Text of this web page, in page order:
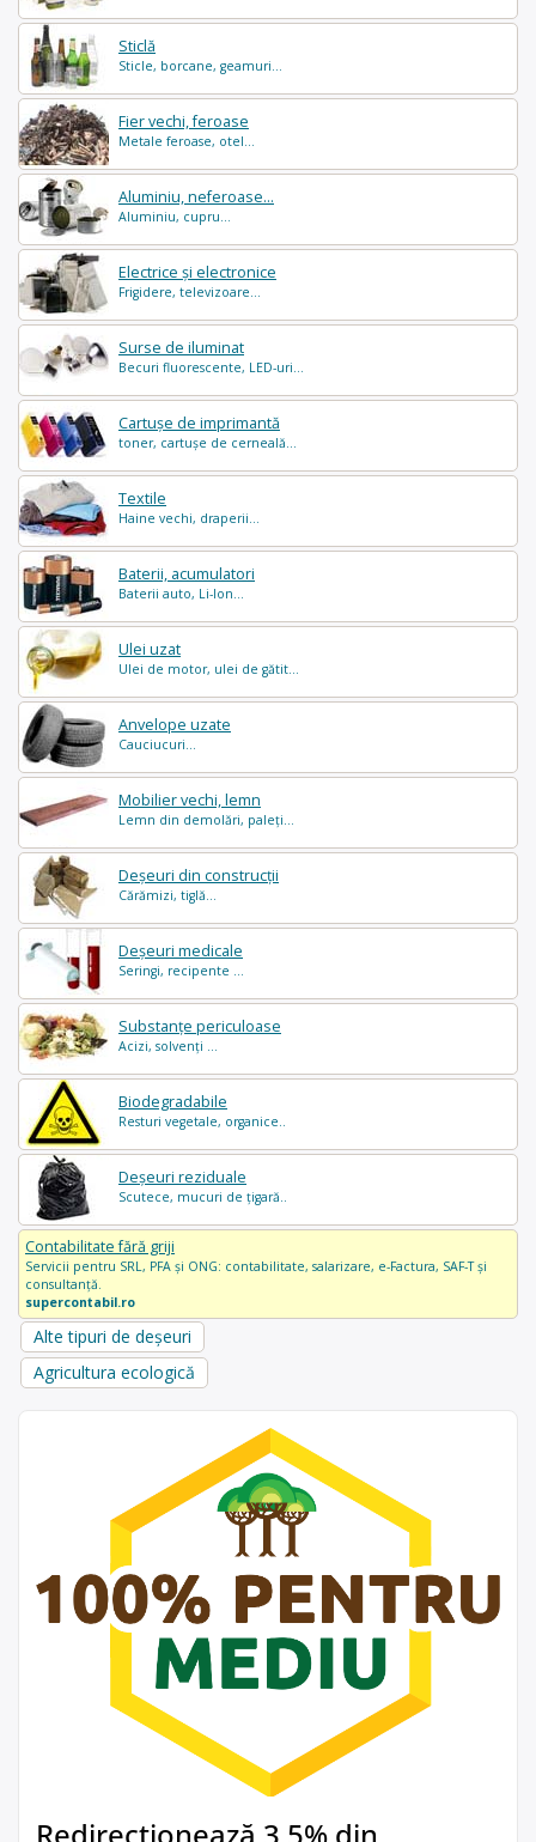
Sticlă
Sticle, borcane, geamuri...
Fier vechi, feroase
Metale feroase, otel...
Aluminiu, neferoase...
Aluminiu, cupru...
Electrice și electronice
Frigidere, televizoare...
Surse de iluminat
Becuri fluorescente, LED-uri...
Cartușe de imprimantă
toner, cartușe de cerneală...
Textile
Haine vechi, draperii...
Baterii, acumulatori
Baterii auto, Li-Ion...
Ulei uzat
Ulei de motor, ulei de gătit...
Anvelope uzate
Cauciucuri...
Mobilier vechi, lemn
Lemn din demolări, paleți...
Deșeuri din construcții
Cărămizi, tiglă...
Deșeuri medicale
Seringi, recipente ...
Substanțe periculoase
Acizi, solvenți ...
Biodegradabile
Resturi vegetale, organice..
Deșeuri reziduale
Scutece, mucuri de țigară..
Contabilitate fără griji
Servicii pentru SRL, PFA și ONG: contabilitate, salarizare, e-Factura, SAF-T și
consultanță.
supercontabil.ro
Alte tipuri de deșeuri
Agricultura ecologică